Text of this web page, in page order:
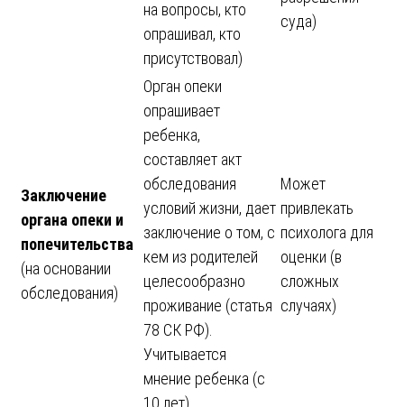
на вопросы, кто
опрашивал, кто
присутствовал)
суда)
Заключение
органа опеки и
попечительства
(на основании
обследования)
Орган опеки
опрашивает
ребенка,
составляет акт
обследования
условий жизни, дает
заключение о том, с
кем из родителей
целесообразно
проживание (статья
78 СК РФ).
Учитывается
мнение ребенка (с
10 лет)
Может
привлекать
психолога для
оценки (в
сложных
случаях)